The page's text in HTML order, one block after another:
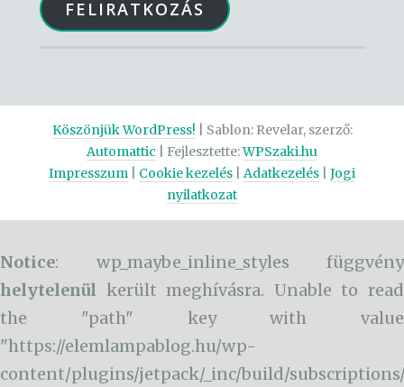
FELIRATKOZÁS
Köszönjük WordPress!
Sablon: Revelar, szerző:
Automattic | Fejlesztette:WPSzaki.hu
Impresszum
Cookie kezelés Adatkezelés
Jogi
nyilatkozat
Notice: wp_maybe_inline_styles függvény
helytelenül került meghívásra. Unable to read
the "path" key with value
"https://elemlampablog.hu/wp-
content/plugins/jetpack/_inc/build/